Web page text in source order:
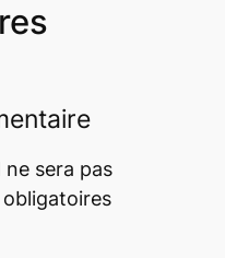
sera pas